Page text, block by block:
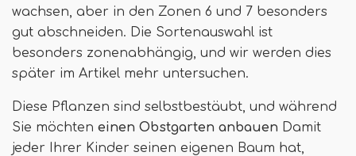
wachsen, aber in den Zonen 6 und 7 besonders
gut abschneiden. Die Sortenauswahl ist
besonders zonenabhängig, und wir werden dies
später im Artikel mehr untersuchen.
Diese Pflanzen sind selbstbestäubt, und während
Sie möchten einen Obstgarten anbauen Damit
jeder Ihrer Kinder seinen eigenen Baum hat,